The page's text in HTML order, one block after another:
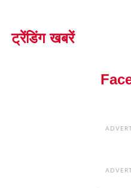
ट्रेंडिंग खबरें